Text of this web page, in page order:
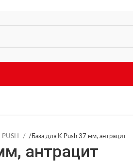
/ База для K Push 37 мм, антрацит
антрацит